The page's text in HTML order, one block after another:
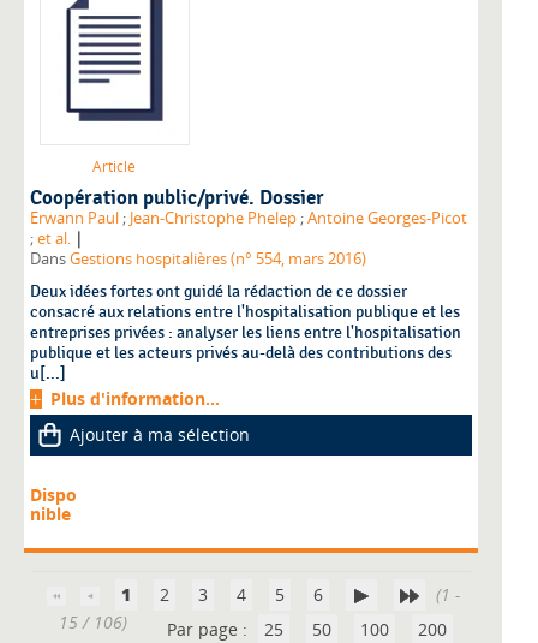
Article
Coopération public/privé. Dossier
Erwann Paul ; Jean-Christophe Phelep ;Antoine Georges-Picot
;et al. |
DansGestions hospitalières (n° 554, mars 2016)
Deux idées fortes ont guidé la rédaction de ce dossier
consacré aux relations entre l'hospitalisation publique et les
entreprises privées : analyser les liens entre l'hospitalisation
publique et les acteurs privés au-delà des contributions des
u[...]
Plus d'information...
Ajouter à ma sélection
Dispo
nible
1 2 3 4 5 6
15 / 106)
Par page : 25 50 100 200